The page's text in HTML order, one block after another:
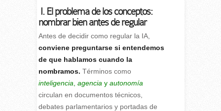
I. El problema de los conceptos:
nombrar bien antes de regular
Antes de decidir como regular la IA,
conviene preguntarse si entendemos
de que hablamos cuando la
nombramos. Términos como
inteligencia agencia y autonomía
circulan en documentos técnicos,
debates parlamentarios y portadas de